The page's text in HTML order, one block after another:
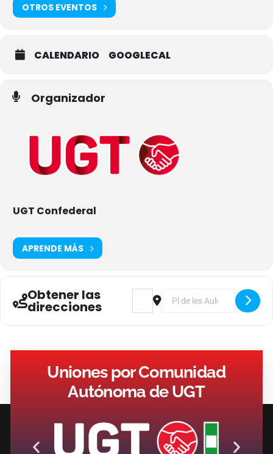
OTROS EVENTOS
CALENDARIO GOOGLECAL
Organizador
UGT Confederal
APRENDE MÁS
Obtener las
direcciones
Address - Curso: RLPT: Funciones,
Destination Address -
Uniones por Comunidad
Autónoma de UGT